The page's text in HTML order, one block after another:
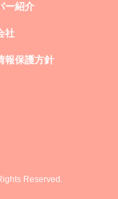
ー紹介
社
報保護方針
Reserved.